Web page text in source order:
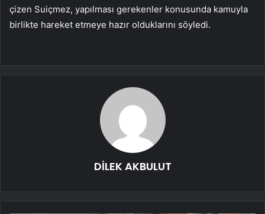
çizen Suiçmez, yapılması gerekenler konusunda kamuyla
birlikte hareket etmeye hazır olduklarını söyledi.
DİLEK AKBULUT